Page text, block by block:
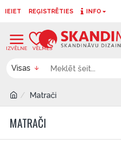
IEIET REĢISTRĒTIES INFO
Visas
Matrači
MATRAČI